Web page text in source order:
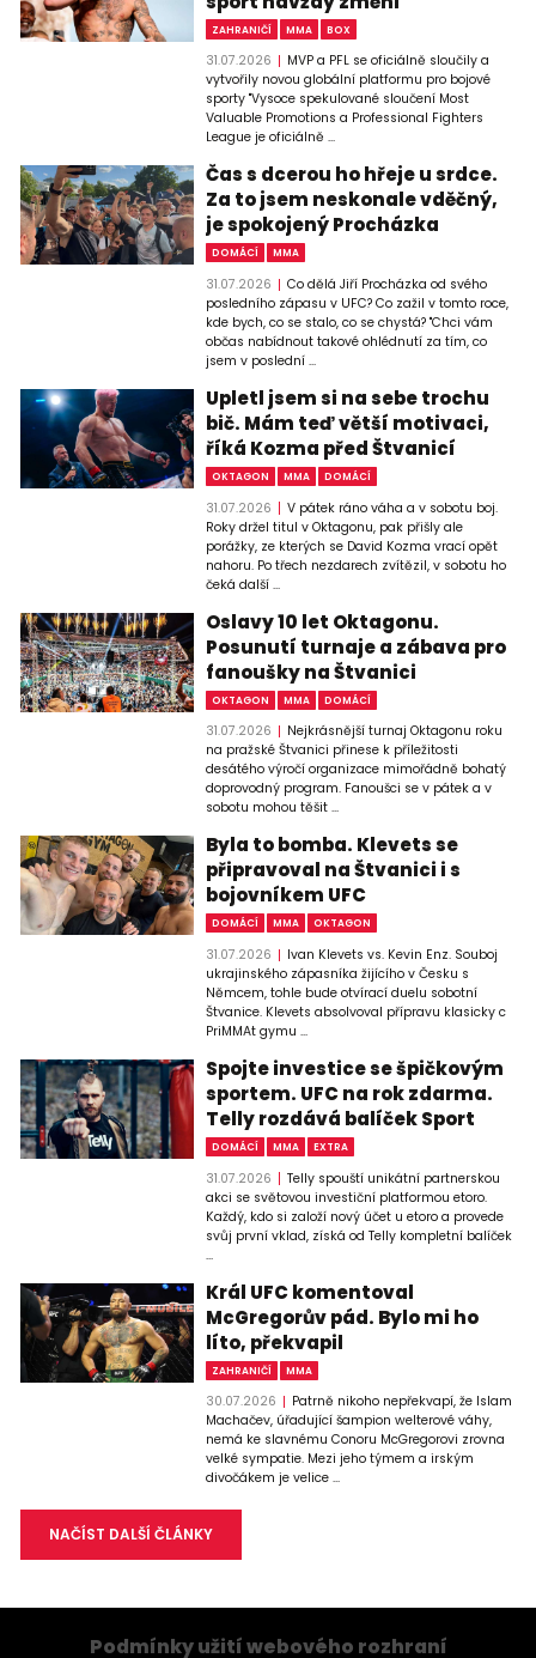
ZAHRANIČÍ MMA BOX
31.07.2026
MVP a PFL se oficiálně sloučily a
vytvořily novou globální platformu pro bojové
sporty "Vysoce spekulované sloučení Most
Valuable Promotions a Professional Fighters
League je oficiálně ...
Čas s dcerou ho hřeje u srdce.
Za to jsem neskonale vděčný,
je spokojený Procházka
DOMÁCÍ MMA
31.07.2026
Co dělá Jiří Procházka od svého
posledního zápasu v UFC? Co zažil v tomto roce,
kde bych, co se stalo, co se chystá? "Chci vám
občas nabídnout takové ohlédnutí za tím, co
jsem v poslední ...
Upletl jsem si na sebe trochu
bič. Mám teď větší motivaci,
říká Kozma před Štvanicí
OKTAGON MMA DOMÁCÍ
31.07.2026
V pátek ráno váha a v sobotu boj.
Roky držel titul v Oktagonu, pak přišly ale
porážky, ze kterých se David Kozma vrací opět
nahoru. Po třech nezdarech zvítězil, v sobotu ho
čeká další ...
Oslavy 10 let Oktagonu.
Posunutí turnaje a zábava pro
fanoušky na Štvanici
OKTAGON MMA DOMÁCÍ
31.07.2026
Nejkrásnější turnaj Oktagonu roku
na pražské Štvanici přinese k příležitosti
desátého výročí organizace mimořádně bohatý
doprovodný program. Fanoušci se v pátek a v
sobotu mohou těšit ...
Byla to bomba. Klevets se
připravoval na Štvanici i s
bojovníkem UFC
DOMÁCÍ MMA OKTAGON
31.07.2026
Ivan Klevets vs. Kevin Enz. Souboj
ukrajinského zápasníka žijícího v Česku s
Němcem, tohle bude otvírací duelu sobotní
Štvanice. Klevets absolvoval přípravu klasicky c
PriMMAt gymu ...
Spojte investice se špičkovým
sportem. UFC na rok zdarma.
Telly rozdává balíček Sport
DOMÁCÍ MMA EXTRA
31.07.2026
Telly spouští unikátní partnerskou
akci se světovou investiční platformou etoro.
Každý, kdo si založí nový účet u etoro a provede
svůj první vklad, získá od Telly kompletní balíček
...
Král UFC komentoval
McGregorův pád. Bylo mi ho
líto, překvapil
ZAHRANIČÍ MMA
30.07.2026
Patrně nikoho nepřekvapí, že Islam
Machačev, úřadující šampion welterové váhy,
nemá ke slavnému Conoru McGregorovi zrovna
velké sympatie. Mezi jeho týmem a irským
divočákem je velice ...
NAČÍST DALŠÍ ČLÁNKY
Podmínky užití webového rozhraní